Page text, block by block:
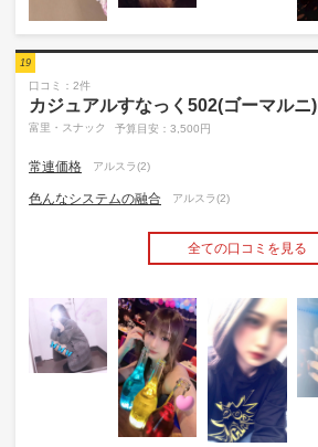
19
口コミ：2件
カジュアルすなっく502(ゴーマルニ)
富里・スナック 予算目安：3,500円
常連価格 アルスラ(2)
色んなシステムの融合 アルスラ(2)
全ての口コミを見る